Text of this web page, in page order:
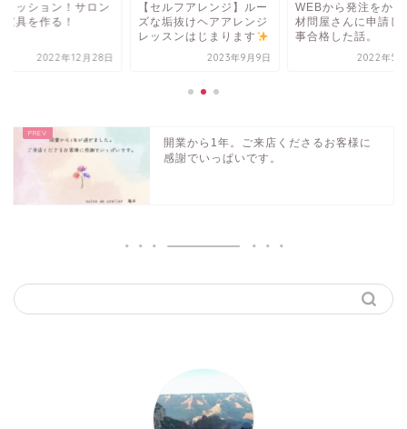
ミッション！サロン
家具を作る！
2022年12月28日
【セルフアレンジ】ルー
ズな垢抜けヘアアレンジ
レッスンはじまります
2023年9月9日
WEBから発注をかけ
材問屋さんに申請し
事合格した話。
2022年5
開業から1年。ご来店くださるお客様に
感謝でいっぱいです。